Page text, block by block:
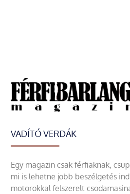
VADÍTÓ VERDÁK
Egy magazin csak férfiaknak,
mi is lehetne jobb beszélgetés
motorokkal felszerelt